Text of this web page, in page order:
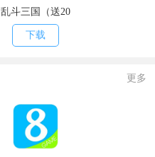
乱斗三国（送20
万充值）
下载
更多